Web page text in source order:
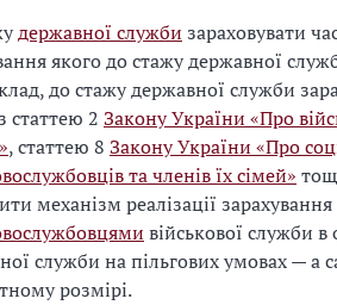
державної служби зараховувати
якого до стажу державної
до стажу державної служби
статтею 2 Закону України «Про
, статтею 8 Закону України «Про
та членів їх сімей»
механізм реалізації
військової служби
служби на пільгових умовах — а
розмірі.